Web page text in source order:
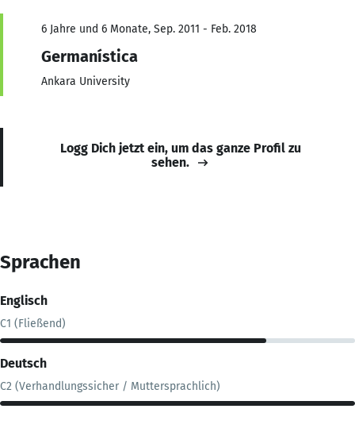
6 Jahre und 6 Monate, Sep. 2011 - Feb. 2018
Germanística
Ankara University
Logg Dich jetzt ein, um das ganze Profil zu
sehen.
Sprachen
Englisch
C1 (Fließend)
Deutsch
C2 (Verhandlungssicher / Muttersprachlich)